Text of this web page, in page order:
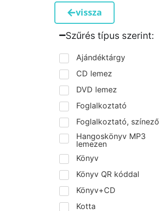
vissza
Szűrés típus szerint:​
Ajándéktárgy
CD lemez
DVD lemez
Foglalkoztató
Foglalkoztató, színező
Hangoskönyv MP3
lemezen
Könyv
Könyv QR kóddal
Könyv+CD
Kotta